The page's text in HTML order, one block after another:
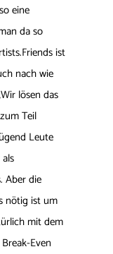
eine
da so
ist
nach wie
lösen das
Teil
Leute
Aber die
nötig ist um
mit dem
Even